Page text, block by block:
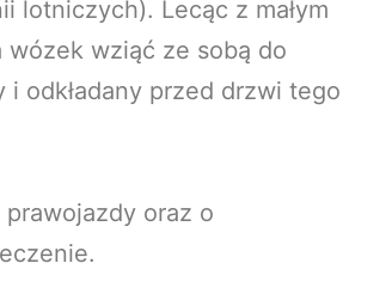
lotniczych). Lecąc z małym
wziąć ze sobą do
odkładany przed drzwi tego
oraz o